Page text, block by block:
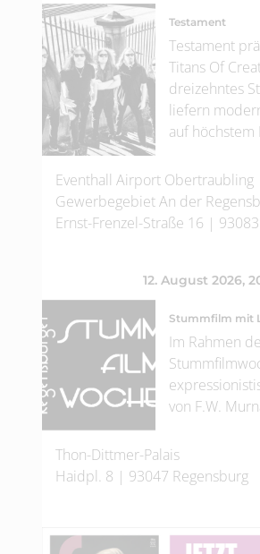
Testament
Testament
Titans Of
dreizehntes
liefern
auf höchstem
Eventhall Airport Obertraubling
Gewerbegebiet An der
Ernst-Frenzel-Straße 16 | 93083
12. August 2026,
Stummfilm mit
Im Rahmen
von F.W.
Thon-Dittmer-Palais
Haidpl. 8 | 93047 Regensburg